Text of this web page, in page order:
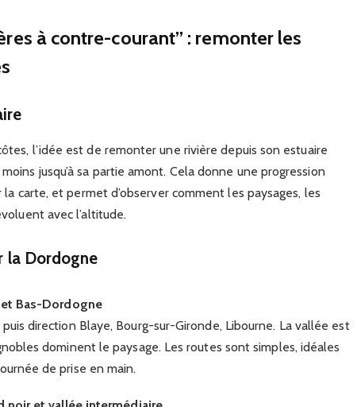
à contre-courant” : remonter les
l’idée est de remonter une rivière depuis son estuaire
moins jusqu’à sa partie amont. Cela donne une progression
la carte, et permet d’observer comment les paysages, les
avec l’altitude.
la Dordogne
et Bas-Dordogne
direction Blaye, Bourg-sur-Gironde, Libourne. La vallée est
dominent le paysage. Les routes sont simples, idéales
de prise en main.